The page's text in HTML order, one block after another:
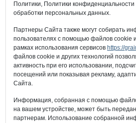
Политики, Политики
обработки персональных данных.
Партнеры Сайта также могут собирать
пользователях с помощью файлов cookie
рамках использования сервисов https://
файлов cookie и других технологий
активность при его использовании,
посещений или показывая рекламу,
Сайта.
Информация, собранная с помощью
на вашем устройстве, может быть
партнерам. Использование собранной